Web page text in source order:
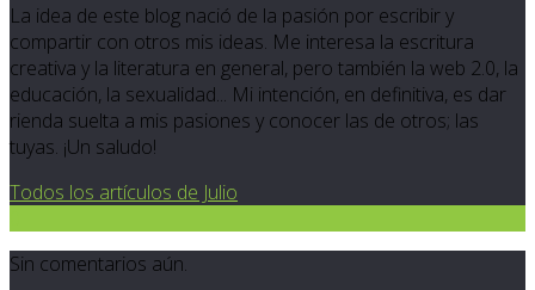
La idea de este blog nació de la pasión por escribir y
compartir con otros mis ideas. Me interesa la escritura
creativa y la literatura en general, pero también la web 2.0, la
educación, la sexualidad... Mi intención, en definitiva, es dar
rienda suelta a mis pasiones y conocer las de otros; las
tuyas. ¡Un saludo!
Todos los artículos de Julio
Sin comentarios aún.